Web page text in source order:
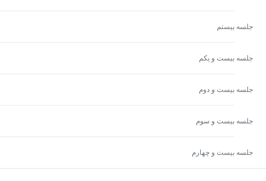
جلسه بیستم
جلسه بيست و يكم
جلسه بيست و دوم
جلسه بيست و سوم
جلسه بيست و چهارم